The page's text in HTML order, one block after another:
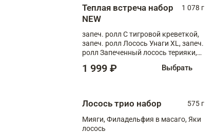
Теплая встреча набор
NEW
1 078 г
запеч. ролл С тигровой креветкой,
запеч. ролл Лосось Унаги XL, запеч.
ролл Запеченный лосось терияки,
1 999 ₽ Выбрать
Лосось трио набор
575 г
Мияги, Филадельфия в масаго, Яки
лосось